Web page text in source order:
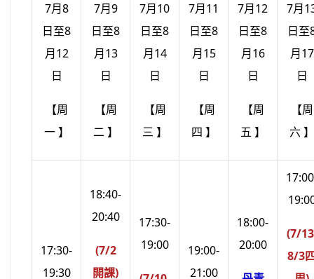
7月8
日至8
月12
日
【周
一 】
7月9
日至8
月13
日
【周
二 】
7月10
日至8
月14
日
【周
三 】
7月11
日至8
月15
日
【周
四 】
7月12
日至8
月16
日
【周
五 】
7月
日至
月17
日
【周
六 】
17:30-
19:30
18:40-
20:40
(7/2
開課)
17:30-
19:00
19:00-
21:00
18:00-
20:00
(7/
8/3